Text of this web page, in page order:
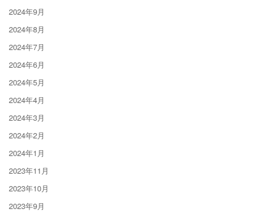
2024年9月
2024年8月
2024年7月
2024年6月
2024年5月
2024年4月
2024年3月
2024年2月
2024年1月
2023年11月
2023年10月
2023年9月